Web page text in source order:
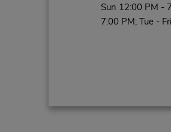
Sun 12:00 PM -
7:00 PM; Tue -